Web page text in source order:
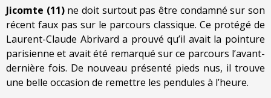
Jicomte (11) ne doit surtout pas être condamné sur son
récent faux pas sur le parcours classique. Ce protégé de
Laurent-Claude Abrivard a prouvé qu’il avait la pointure
parisienne et avait été remarqué sur ce parcours l’avant-
dernière fois. De nouveau présenté pieds nus, il trouve
une belle occasion de remettre les pendules à l’heure.